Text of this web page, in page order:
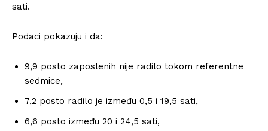
sati.
Podaci pokazuju i da:
9,9 posto zaposlenih nije radilo tokom referentne
sedmice,
7,2 posto radilo je između 0,5 i 19,5 sati,
6,6 posto između 20 i 24,5 sati,